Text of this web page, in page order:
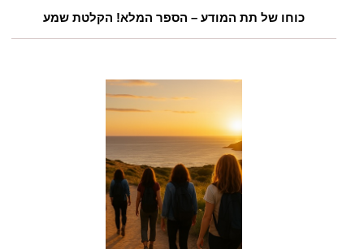
כוחו של תת המודע – הספר המלא! הקלטת שמע